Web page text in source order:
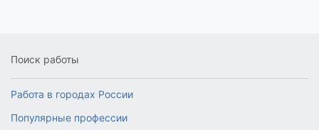
Поиск работы
Работа в городах России
Популярные профессии